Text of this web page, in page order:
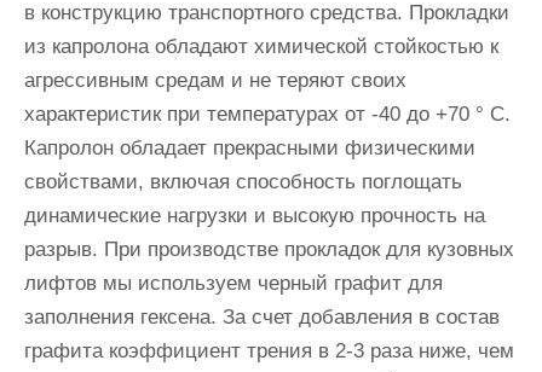
в конструкцию транспортного средства. Прокладки
из капролона обладают химической стойкостью к
агрессивным средам и не теряют своих
характеристик при температурах от -40 до +70 ° C.
Капролон обладает прекрасными физическими
свойствами, включая способность поглощать
динамические нагрузки и высокую прочность на
разрыв. При производстве прокладок для кузовных
лифтов мы используем черный графит для
заполнения гексена. За счет добавления в состав
графита коэффициент трения в 2-3 раза ниже, чем